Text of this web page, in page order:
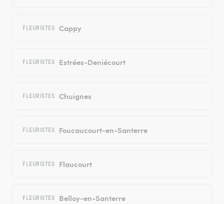
FLEURISTES Cappy
FLEURISTES Estrées-Deniécourt
FLEURISTES Chuignes
FLEURISTES Foucaucourt-en-Santerre
FLEURISTES Flaucourt
FLEURISTES Belloy-en-Santerre